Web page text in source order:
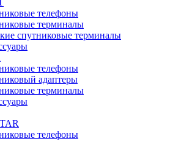
телефоны
терминалы
спутниковые терминалы
телефоны
адаптеры
терминалы
телефоны